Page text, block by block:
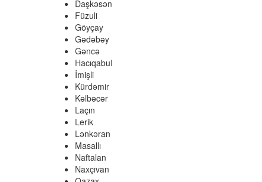
Daşkəsən
Füzuli
Göyçay
Gədəbəy
Gəncə
Hacıqabul
İmişli
Kürdəmir
Kəlbəcər
Laçın
Lerik
Lənkəran
Masallı
Naftalan
Naxçıvan